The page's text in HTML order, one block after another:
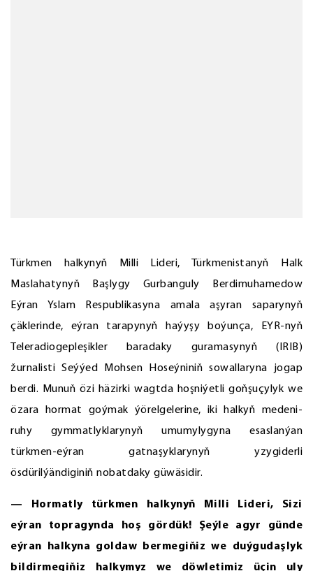
Türkmen halkynyň Milli Lideri, Türkmenistanyň Halk
Maslahatynyň Başlygy Gurbanguly Berdimuhamedow
Eýran Yslam Respublikasyna amala aşyran saparynyň
çäklerinde, eýran tarapynyň haýyşy boýunça, EYR-nyň
Teleradiogepleşikler baradaky guramasynyň (IRIB)
žurnalisti Seýýed Mohsen Hoseýniniň sowallaryna jogap
berdi. Munuň özi häzirki wagtda hoşniýetli goňşuçylyk we
özara hormat goýmak ýörelgelerine, iki halkyň medeni-
ruhy gymmatlyklarynyň umumylygyna esaslanýan
türkmen-eýran gatnaşyklarynyň yzygiderli
ösdürilýändiginiň nobatdaky güwäsidir.
— Hormatly türkmen halkynyň Milli Lideri, Sizi
eýran topragynda hoş gördük! Şeýle agyr günde
eýran halkyna goldaw bermegiňiz we duýgudaşlyk
bildirmegiňiz halkymyz we döwletimiz üçin uly